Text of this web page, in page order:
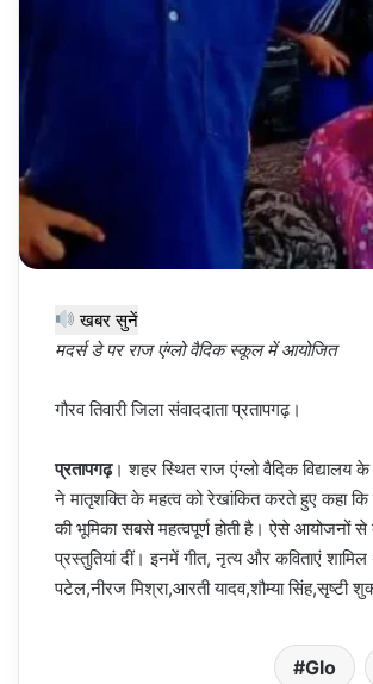
खबर सुनें
मदर्स डे पर राज एंग्लो वैदिक स्कूल में आयोजित
गौरव तिवारी जिला संवाददाता प्रतापगढ़।
प्रतापगढ़। शहर स्थित राज एंग्लो वैदिक विद्यालय के
ने मातृशक्ति के महत्व को रेखांकित करते हुए कहा कि
की भूमिका सबसे महत्वपूर्ण होती है। ऐसे आयोजनों
प्रस्तुतियां दीं। इनमें गीत, नृत्य और कविताएं
पटेल,नीरज मिश्रा,आरती यादव,शौम्या सिंह,सृष्टी
Glo